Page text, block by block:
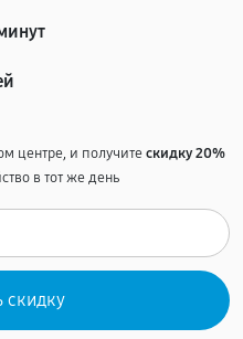
центре, и получитескидку 20%
в тот же день